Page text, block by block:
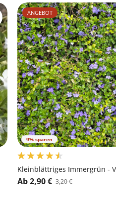
9% sparen
ANGEBOT
Kleinblättriges Immergrün -
Ab 2,90 € 3,20 €